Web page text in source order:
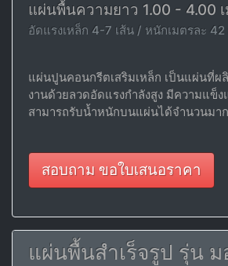
แผ่นพื้นความยาว 1.00 - 4.00
อัดแรงเหล็ก 4-7 เส้น / หนักเมตรละ 42
แผ่นปูนคอนกรีตเสริมเหล็ก เป็นแผ่นที่
งานด้วยลวดอัดแรงกำลังสูง มีความแข็ง
สามารถรับน้ำหนักบนแผ่นได้จำนวนมาก
สอบถาม ขอใบเสนอราคา
แผ่นพื้นสำเร็จรูป รุ่น ม